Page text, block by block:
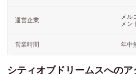
運営企業
メル
メン
営業時間 年中
シティオブドリームスへのア